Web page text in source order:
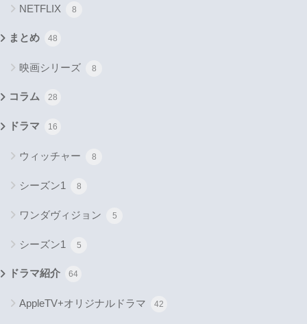
NETFLIX 8
まとめ 48
映画シリーズ 8
コラム 28
ドラマ 16
ウィッチャー 8
シーズン1 8
ワンダヴィジョン 5
シーズン1 5
ドラマ紹介 64
AppleTV+オリジナルドラマ 42